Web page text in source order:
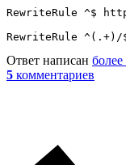
RewriteRule ^$
RewriteRule
Ответ написан более
5 комментариев